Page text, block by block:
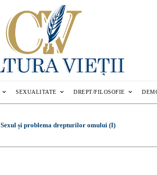
SEXUALITATE DREPT/FILOSOFIE
Sexul și problema drepturilor omului (I)